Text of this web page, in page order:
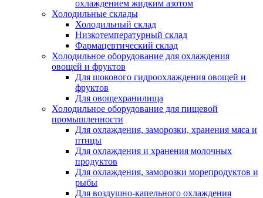
охлаждением жидким азотом
Холодильные склады
Холодильный склад
Низкотемпературный склад
Фармацевтический склад
Холодильное оборудование для охлаждения
овощей и фруктов
Для шокового гидроохлаждения овощей и
фруктов
Для овощехранилища
Холодильное оборудование для пищевой
промышленности
Для охлаждения, заморозки, хранения мяса и
птицы
Для охлаждения и хранения молочных
продуктов
Для охлаждения, заморозки морепродуктов и
рыбы
Для воздушно-капельного охлаждения